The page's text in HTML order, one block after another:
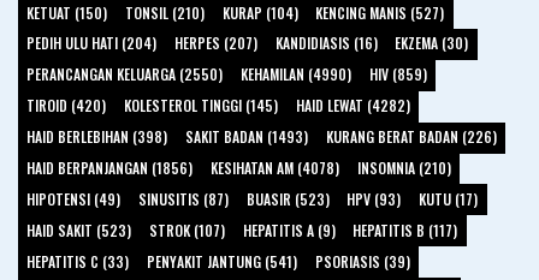
KETUAT (150)
TONSIL (210) KURAP (104)
KENCING MANIS (527)
PEDIH ULU HATI (204)
HERPES (207) KANDIDIASIS (16)
EKZEMA (30)
PERANCANGAN KELUARGA (2550)
KEHAMILAN (4990)
HIV (859)
TIROID (420)
KOLESTEROL TINGGI (145)
HAID LEWAT (4282)
HAID BERLEBIHAN (398)
SAKIT BADAN (1493)
KURANG BERAT BADAN (226)
HAID BERPANJANGAN (1856)
KESIHATAN AM (4078)
INSOMNIA (210)
HIPOTENSI (49)
SINUSITIS (87) BUASIR (523) HPV (93)
KUTU (17)
HAID SAKIT (523)
STROK (107) HEPATITIS A (9)
HEPATITIS B (117)
HEPATITIS C (33)
PENYAKIT JANTUNG (541)
PSORIASIS (39)